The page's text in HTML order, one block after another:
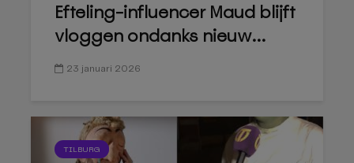
Efteling-influencer Maud blijft
vloggen ondanks nieuw...
23 januari 2026
TILBURG